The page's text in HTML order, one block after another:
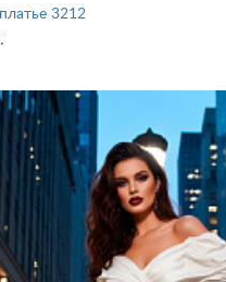
3212